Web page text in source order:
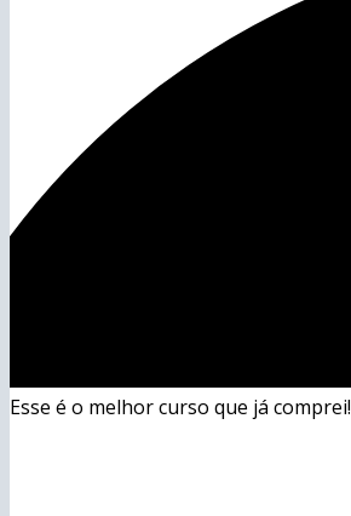
Esse é o melhor curso que já comprei!